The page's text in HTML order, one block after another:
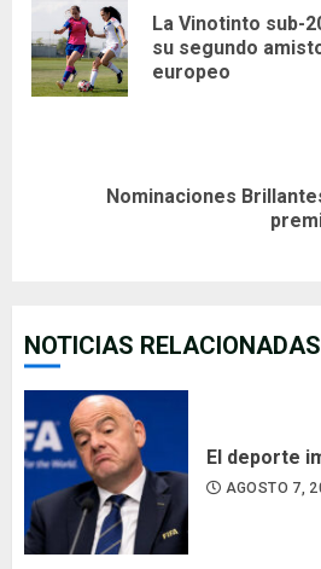
ReadingLa Vinotinto sub-
su segundo
europeo
Nominaciones
NOTICIAS RELACIONADAS
El deporte
AGOSTO 7,